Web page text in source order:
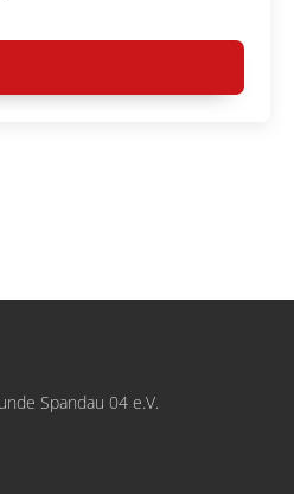
Spandau 04 e.V.